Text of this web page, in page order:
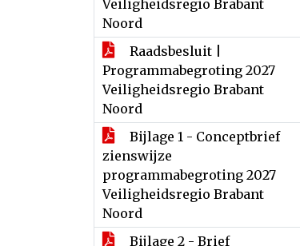
Veiligheidsregio Brabant
Noord
Raadsbesluit |
Programmabegroting 2027
Veiligheidsregio Brabant
Noord
Bijlage 1 - Conceptbrief
zienswijze
programmabegroting 2027
Veiligheidsregio Brabant
Noord
Bijlage 2 - Brief